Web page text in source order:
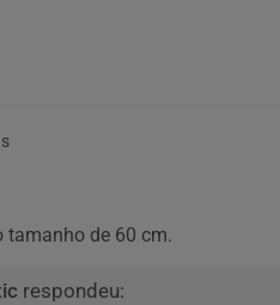
tamanho de 60 cm.
respondeu: